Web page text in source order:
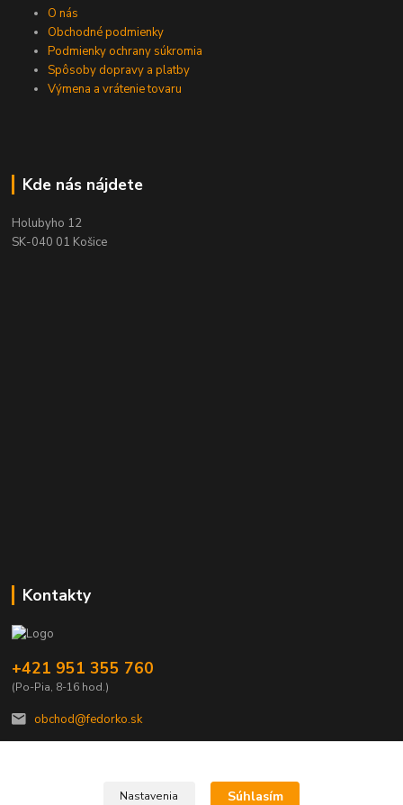
O nás
Obchodné podmienky
Podmienky ochrany súkromia
Spôsoby dopravy a platby
Výmena a vrátenie tovaru
Kde nás nájdete
Holubyho 12
SK-040 01 Košice
Kontakty
+421 951 355 760
(Po-Pia, 8-16 hod.)
obchod@fedorko.sk
Nastavenia Súhlasím